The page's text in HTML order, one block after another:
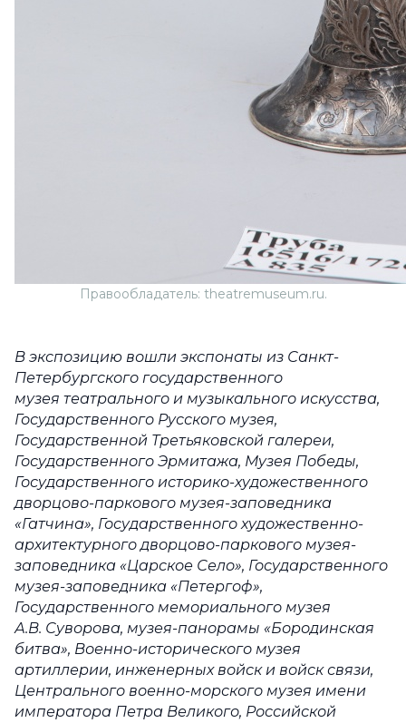
Правообладатель: theatremuseum.ru.
В экспозицию вошли экспонаты из Санкт-
Петербургского государственного
музея театрального и музыкального искусства,
Государственного Русского музея,
Государственной Третьяковской галереи,
Государственного Эрмитажа, Музея Победы,
Государственного историко-художественного
дворцово-паркового музея-заповедника
«Гатчина», Государственного художественно-
архитектурного дворцово-паркового музея-
заповедника «Царское Село», Государственного
музея-заповедника «Петергоф»,
Государственного мемориального музея
А.В. Суворова, музея-панорамы «Бородинская
битва», Военно-исторического музея
артиллерии, инженерных войск и войск связи,
Центрального военно-морского музея имени
императора Петра Великого, Российской